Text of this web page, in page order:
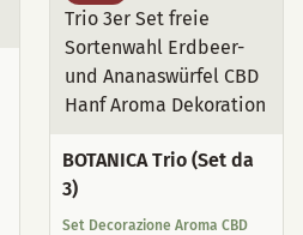
BOTANICA Trio (Set da
3)
Set Decorazione Aroma CBD